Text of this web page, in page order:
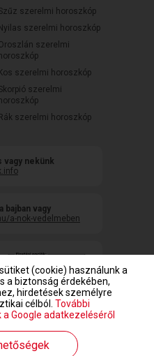
szerelmi horoszkóp
szerelmi horoszkóp
szerelmi
horoszkóp
szerelmi horoszkóp
szerelmi
horoszkóp
szerelmi horoszkóp
vagy nekünk
bajban vagy
a-nok-vedelmeben
2026 Dating Central Europe Zrt.
(cookie) használunk a
a biztonság érdekében,
hirdetések személyre
célból. További
a Google adatkezeléséről